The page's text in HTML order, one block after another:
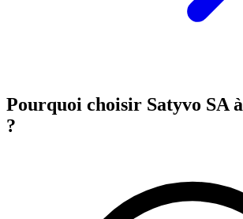
Pourquoi choisir Satyvo SA à
?